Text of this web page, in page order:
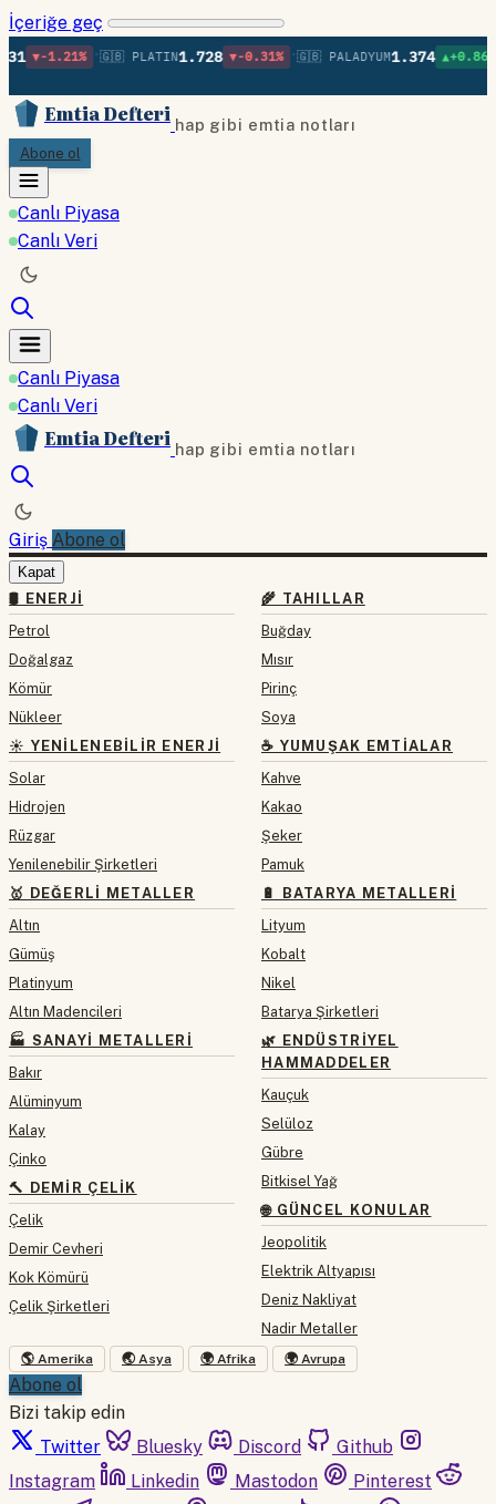
İçeriğe geç
•🇬🇧 PLATIN1.728 ▼-0.31% •🇬🇧 PALADYUM 1.374 ▲+0.86% •🇬🇧
Emtia Defteri hap gibi emtia notları
Abone ol
Canlı Piyasa
Canlı Veri
Canlı Piyasa
Canlı Veri
Emtia Defteri hap gibi emtia notları
Giriş Abone ol
Kapat
🛢 ENERJI
Petrol
Doğalgaz
Kömür
Nükleer
☀️ YENILENEBILIR ENERJI
Solar
Hidrojen
Rüzgar
Yenilenebilir Şirketleri
🥇 DEĞERLI METALLER
Altın
Gümüş
Platinyum
Altın Madencileri
🏭 SANAYI METALLERI
Bakır
Alüminyum
Kalay
Çinko
🔨 DEMIR ÇELIK
Çelik
Demir Cevheri
Kok Kömürü
Çelik Şirketleri
🌾 TAHILLAR
Buğday
Mısır
Pirinç
Soya
☕ YUMUŞAK EMTIALAR
Kahve
Kakao
Şeker
Pamuk
🔋 BATARYA METALLERI
Lityum
Kobalt
Nikel
Batarya Şirketleri
🌿 ENDÜSTRIYEL
HAMMADDELER
Kauçuk
Selüloz
Gübre
Bitkisel Yağ
🌐 GÜNCEL KONULAR
Jeopolitik
Elektrik Altyapısı
Deniz Nakliyat
Nadir Metaller
🌎 Amerika 🌏 Asya 🌍 Afrika 🌍 Avrupa
Abone ol
Bizi takip edin
Twitter
Bluesky Discord
Github
Instagram
Linkedin Mastodon
Pinterest